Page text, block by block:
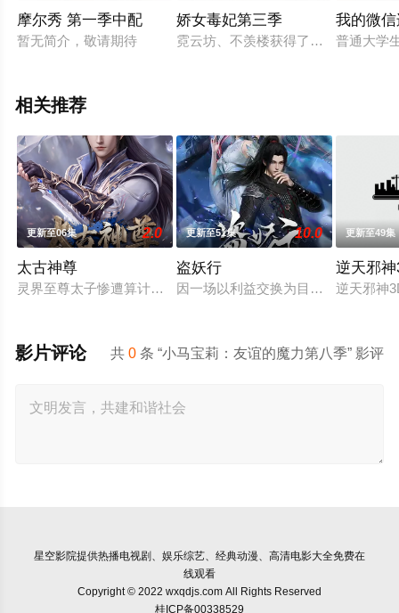
摩尔秀 第一季中配
暂无简介，敬请期待
娇女毒妃第三季
霓云坊、不羡楼获得了皇上御笔赐名
我的微
普通大学
相关推荐
更新至06集 2.0
太古神尊
灵界至尊太子惨遭算计身死，重生跌落凡尘沦为底层杂役！身
更新至51集 10.0
盗妖行
因一场以利益交换为目的的联姻，太
更新至49集
逆天邪神
逆天邪神
共0 条 “小马宝莉：友谊的魔力第八季” 影评
影片评论
星空影院提供热播电视剧、娱乐综艺、经典动漫、高清电影大全免费在
线观看
Copyright © 2022 wxqdjs.com All Rights Reserved
桂ICP备00338529